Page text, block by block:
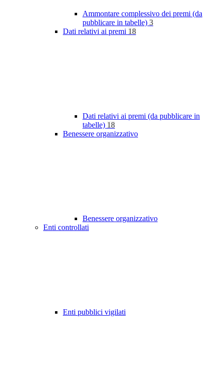
Ammontare complessivo dei premi (da
pubblicare in tabelle) 3
Dati relativi ai premi 18
Dati relativi ai premi (da pubblicare in
tabelle) 18
Benessere organizzativo
Benessere organizzativo
Enti controllati
Enti pubblici vigilati